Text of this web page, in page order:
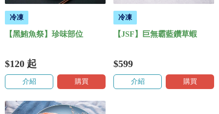
冷凍
【黑鮪魚祭】珍味部位
$120 起
介紹 購買
冷凍
【JSF】巨無霸藍鑽草蝦
$599
介紹 購買